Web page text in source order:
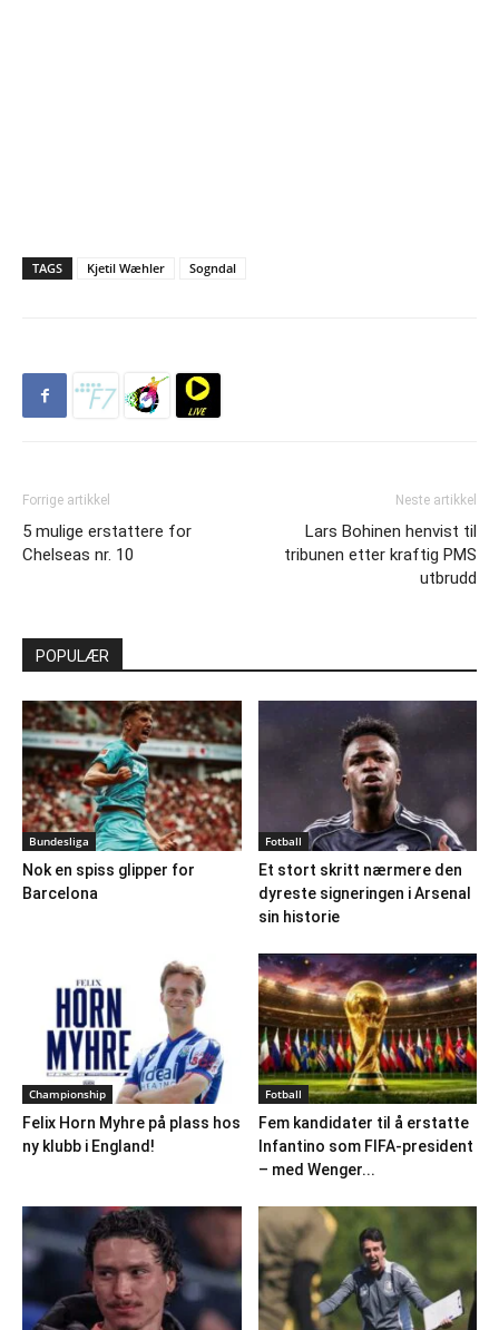
TAGS Kjetil Wæhler Sogndal
Forrige artikkel
5 mulige erstattere for
Chelseas nr. 10
Neste artikkel
Lars Bohinen henvist til
tribunen etter kraftig PMS
utbrudd
POPULÆR
Bundesliga
Nok en spiss glipper for
Barcelona
Fotball
Et stort skritt nærmere den
dyreste signeringen i Arsenal
sin historie
Championship
Felix Horn Myhre på plass hos
ny klubb i England!
Fotball
Fem kandidater til å erstatte
Infantino som FIFA-president
– med Wenger...